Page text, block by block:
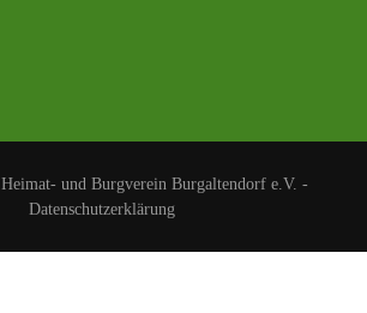
Heimat- und Burgverein Burgaltendorf e.V. -
Datenschutzerklärung